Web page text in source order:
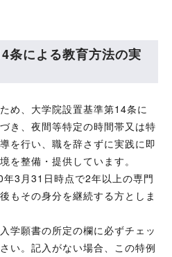
条による教育方法の実
め、大学院設置基準第14条に
き、夜間等特定の時間帯又は特
を行い、職を辞さずに実践に即
を整備・提供しています。
3月31日時点で2年以上の専門
もその身分を継続する方としま
学願書の所定の欄に必ずチェッ
い。記入がない場合、この特例